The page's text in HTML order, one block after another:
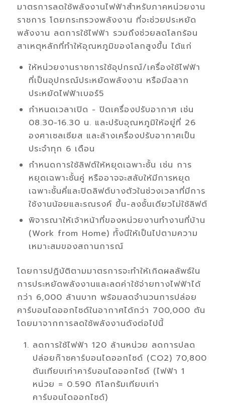
มาตรการลดใช้พลังงานไฟฟ้าสำหรับภาคหน่วยงาน
ราชการ โดยกระทรวงพลังงาน ที่จะช่วยประหยัด
พลังงาน ลดการใช้ไฟฟ้า รวมถึงช่วยลดโลกร้อน
สาเหตุหลักที่ทำให้อุณหภูมิของโลกสูงขึ้น ได้แก่
ให้หน่วยงานราชการใช้อุปกรณ์/เครื่องใช้ไฟฟ้า
ที่เป็นอุปกรณ์ประหยัดพลังงาน หรือมีฉลาก
ประหยัดไฟฟ้าเบอร์5
กำหนดเวลาเปิด - ปิดเครื่องปรับอากาศ เช่น
08.30-16.30 น. และปรับอุณหภูมิให้อยู่ที่ 26
องศาเซลเซียส และล้างเครื่องปรับอากาศเป็น
ประจำทุก 6 เดือน
กำหนดการใช้ลิฟต์ให้หยุดเฉพาะชั้น เช่น การ
หยุดเฉพาะชั้นคู่ หรืออาจจะสลับให้มีการหยุด
เฉพาะชั้นคี่และปิดลิฟต์บางตัวในช่วงเวลาที่มีการ
ใช้งานน้อยและรณรงค์ ขึ้น-ลงชั้นเดียวไม่ใช้ลิฟต์
พิจารณาให้เจ้าหน้าที่ของหน่วยงานทำงานที่บ้าน
(Work from Home) ทั้งนีให้เป็นไปตามความ
เหมาะสมของสถานการณ์
โดยการปฏิบัติตามมาตรการจะทำให้เกิดผลลัพธ์ใน
การประหยัดพลังงานและลดค่าใช้จ่ายทางไฟฟ้าได้
กว่า 6,000 ล้านบาท พร้อมลดจำนวนการปล่อย
คาร์บอนไดออกไซด์ในอากาศได้กว่า 700,000 ตัน
โดยมาจากการลดใช้พลังงานดังต่อไปนี้
ลดการใช้ไฟฟ้า 120 ล้านหน่วย ลดการปลด
ปล่อยก๊าซคาร์บอนไดออกไซด์ (CO2) 70,800
ตันเทียบเท่าคาร์บอนไดออกไซด์ (ไฟฟ้า 1
หน่วย = 0.590 กิโลกรัมเทียบเท่า
คาร์บอนไดออกไซด์)